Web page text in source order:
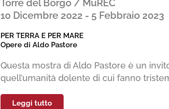
Torre del Borgo / MuREC
10 Dicembre 2022 - 5 Febbraio 2023
PER TERRA E PER MARE
Opere di Aldo Pastore
Questa mostra di Aldo Pastore è un
quell’umanità dolente di cui fanno
Leggi tutto